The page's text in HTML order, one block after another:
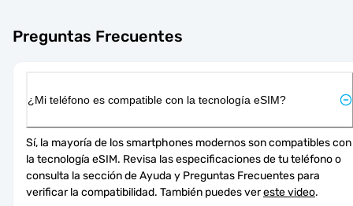
Preguntas Frecuentes
¿Mi teléfono es compatible con la tecnología eSIM?
Sí, la mayoría de los smartphones modernos son compatibles con
la tecnología eSIM. Revisa las especificaciones de tu teléfono o
consulta la sección de Ayuda y Preguntas Frecuentes para
verificar la compatibilidad. También puedes ver este video.